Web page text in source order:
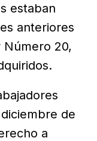
estaban
anteriores
20,
de
a